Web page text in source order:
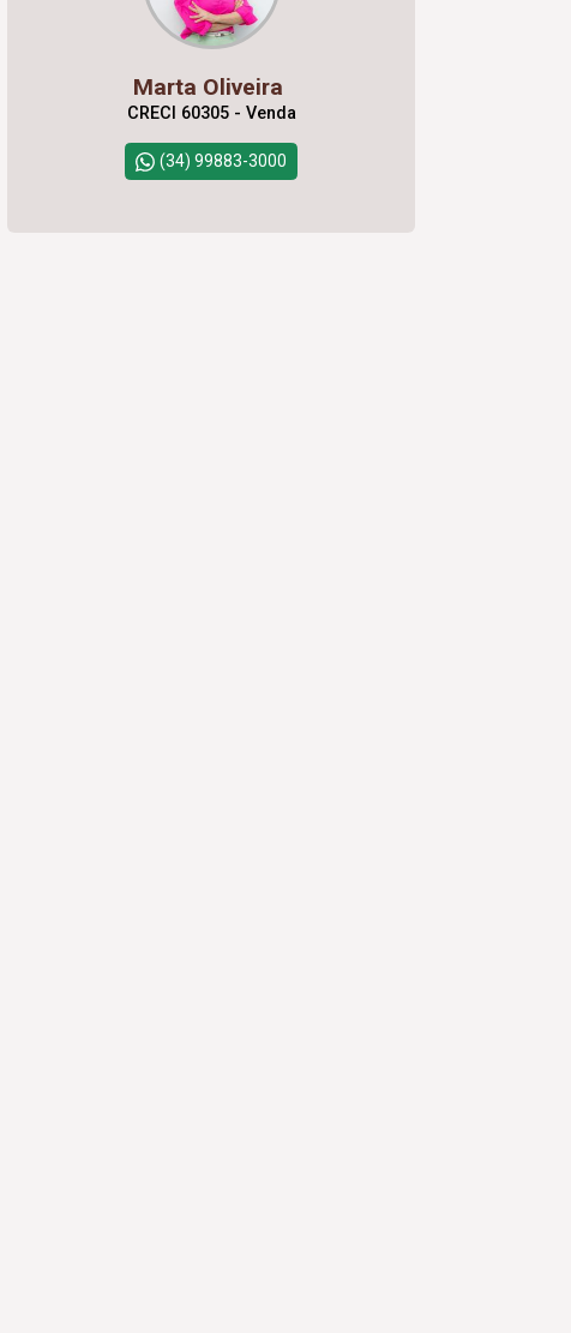
Marta Oliveira
CRECI 60305 - Venda
(34) 99883-3000